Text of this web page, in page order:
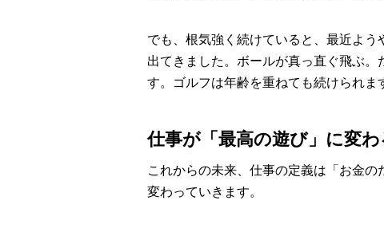
でも、根気強く続けていると、最近よ
出てきました。ボールが真っ直ぐ飛ぶ
す。ゴルフは年齢を重ねても続けられま
仕事が「最高の遊び」に変
これからの未来、仕事の定義は「お金
変わっていきます。